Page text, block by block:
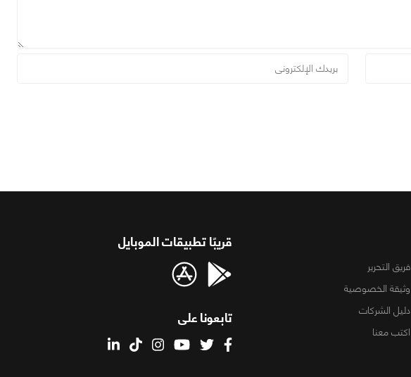
فريق التحرير
وثيقة الخصوصية
دليل الشركات
اكتب معنا
قريبًا تطبيقات الموبايل
تابعونا على